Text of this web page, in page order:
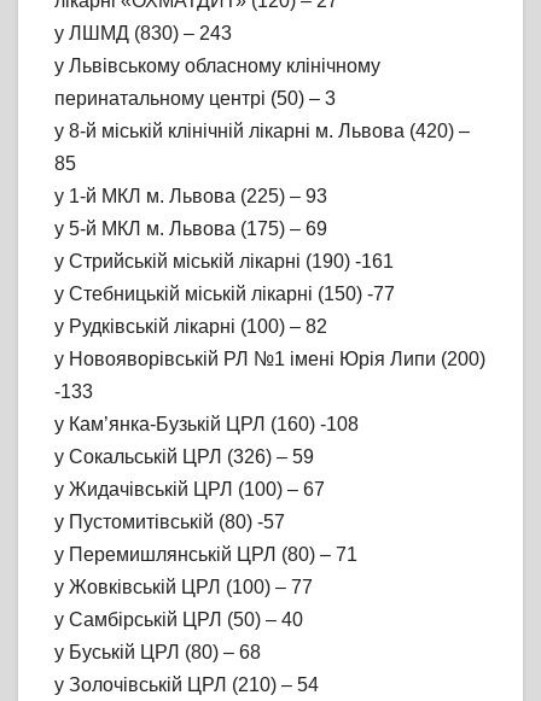
у ЛШМД (830) – 243
у Львівському обласному клінічному
перинатальному центрі (50) – 3
у 8-й міській клінічній лікарні м. Львова (420) –
85
у 1-й МКЛ м. Львова (225) – 93
у 5-й МКЛ м. Львова (175) – 69
у Стрийській міській лікарні (190) -161
у Стебницькій міській лікарні (150) -77
у Рудківській лікарні (100) – 82
у Новояворівській РЛ №1 імені Юрія Липи (200)
-133
у Кам’янка-Бузькій ЦРЛ (160) -108
у Сокальській ЦРЛ (326) – 59
у Жидачівській ЦРЛ (100) – 67
у Пустомитівській (80) -57
у Перемишлянській ЦРЛ (80) – 71
у Жовківській ЦРЛ (100) – 77
у Самбірській ЦРЛ (50) – 40
у Буській ЦРЛ (80) – 68
у Золочівській ЦРЛ (210) – 54